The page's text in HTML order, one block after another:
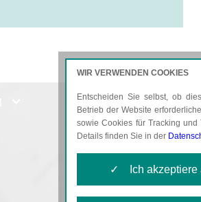
AKTUELLES
WIR VERWENDEN COOKIES
Entscheiden Sie selbst, ob
Betrieb der Website
sowie Cookies für Tracking und
Details finden Sie in der
✓ Ich akzeptiere